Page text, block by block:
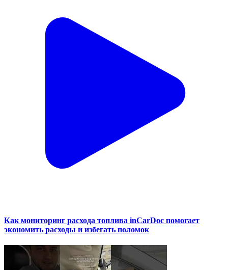
Как мониторинг расхода топлива inCarDoc помогает
экономить расходы и избегать поломок